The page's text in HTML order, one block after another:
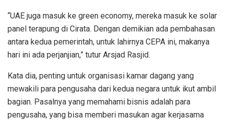
“UAE juga masuk ke green economy, mereka masuk ke solar
panel terapung di Cirata. Dengan demikian ada pembahasan
antara kedua pemerintah, untuk lahirnya CEPA ini, makanya
hari ini ada perjanjian,” tutur Arsjad Rasjid.
Kata dia, penting untuk organisasi kamar dagang yang
mewakili para pengusaha dari kedua negara untuk ikut ambil
bagian. Pasalnya yang memahami bisnis adalah para
pengusaha, yang bisa memberi masukan agar kerjasama